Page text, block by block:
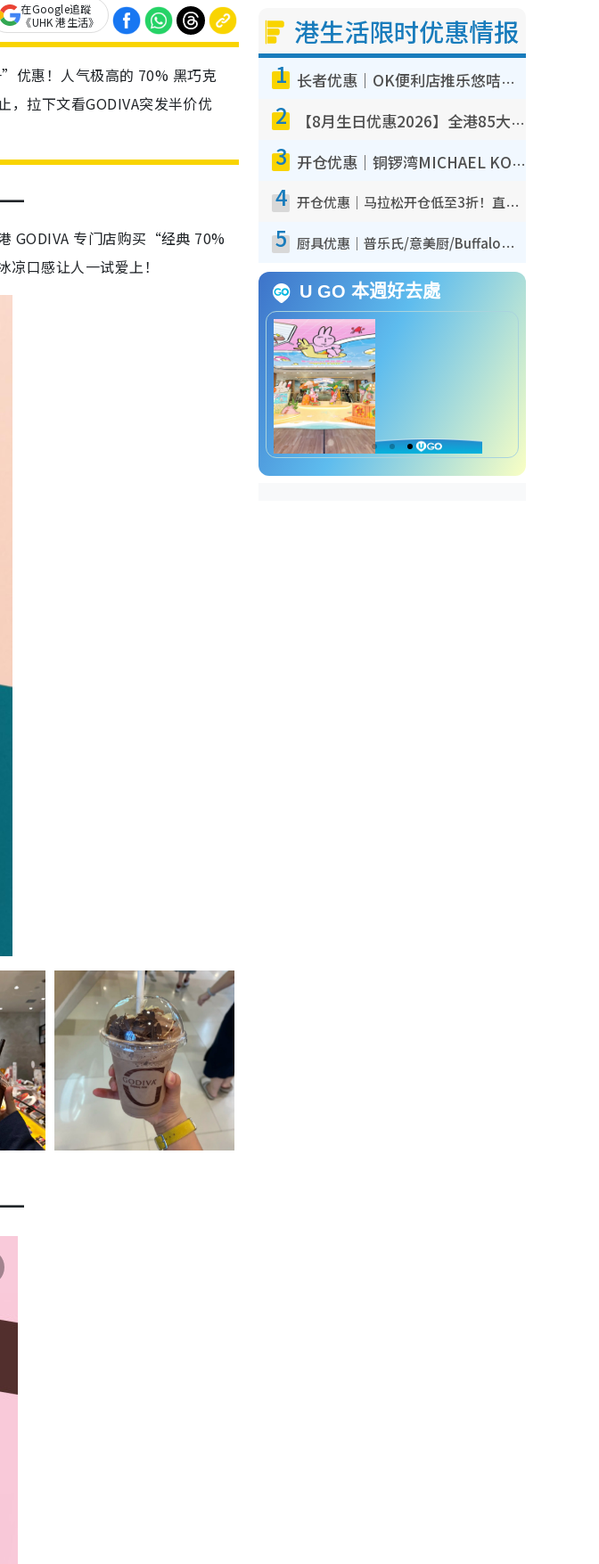
在Google追蹤
《UHK 港生活》
优惠！人气极高的 70% 黑巧克
，拉下文看GODIVA突发半价优
GODIVA 专门店购买“经典 70%
口感让人一试爱上！
港生活限时优惠情报
1 长者优惠｜OK便利店推乐悠咭优惠！买面包/牛奶/保健品拍卡即减
2 【8月生日优惠2026】全港85大食买玩著数攻略 自助餐/火锅放题同行免费＋诚品/DONKI送现金券
3 开仓优惠｜铜锣湾MICHAEL KORS开仓低至17折！直击$500起买手袋/钱包/鞋款 必买经典Jet Set系列
4 开仓优惠｜马拉松开仓低至3折！直击$99起买adidas／New Balance／Puma鞋款 STANLEY保温杯劈价至$119起
5 厨具优惠｜普乐氏/意美厨/Buffalo厨具低至3折！$89起买煎锅/炒锅/个人锅 同场小家电激减至$99起
U GO 本週好去處